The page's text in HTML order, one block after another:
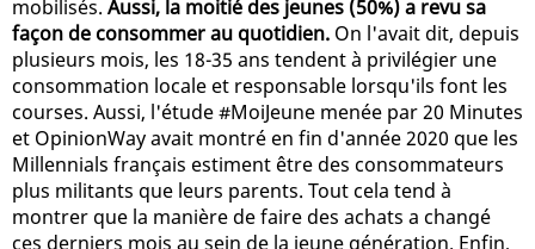
mobilisés. Aussi, la moitié des jeunes (50%) a revu sa
façon de consommer au quotidien. On l'avait dit, depuis
plusieurs mois, les 18-35 ans tendent à privilégier une
consommation locale et responsable lorsqu'ils font les
courses. Aussi, l'étude #MoiJeune menée par 20 Minutes
et OpinionWay avait montré en fin d'année 2020 que les
Millennials français estiment être des consommateurs
plus militants que leurs parents. Tout cela tend à
montrer que la manière de faire des achats a changé
ces derniers mois au sein de la jeune génération. Enfin,